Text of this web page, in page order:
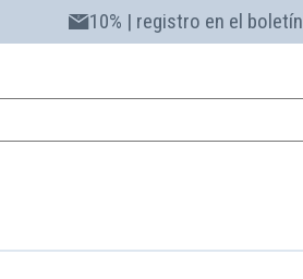
10% | registro en el boletín